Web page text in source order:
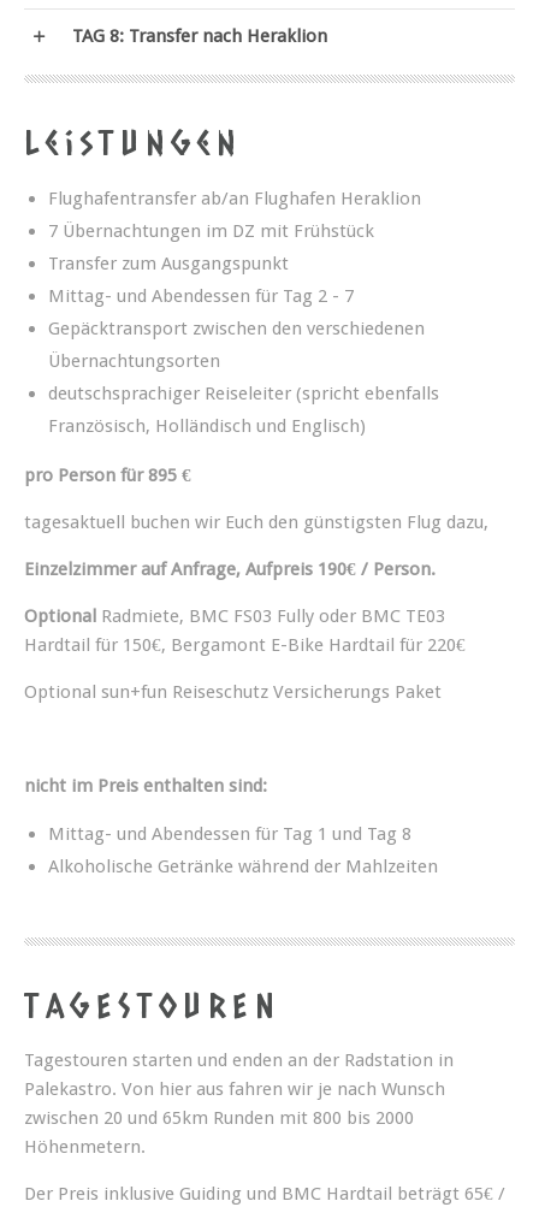
TAG 8: Transfer nach Heraklion
Leistungen
Flughafentransfer ab/an Flughafen Heraklion
7 Übernachtungen im DZ mit Frühstück
Transfer zum Ausgangspunkt
Mittag- und Abendessen für Tag 2 - 7
Gepäcktransport zwischen den verschiedenen
Übernachtungsorten
deutschsprachiger Reiseleiter (spricht ebenfalls
Französisch, Holländisch und Englisch)
pro Person für 895 €
tagesaktuell buchen wir Euch den günstigsten Flug dazu,
Einzelzimmer auf Anfrage, Aufpreis 190€ / Person.
Optional Radmiete, BMC FS03 Fully oder BMC TE03
Hardtail für 150€, Bergamont E-Bike Hardtail für 220€
Optional sun+fun Reiseschutz Versicherungs Paket
nicht im Preis enthalten sind:
Mittag- und Abendessen für Tag 1 und Tag 8
Alkoholische Getränke während der Mahlzeiten
TAGESTOUREN
Tagestouren starten und enden an der Radstation in
Palekastro. Von hier aus fahren wir je nach Wunsch
zwischen 20 und 65km Runden mit 800 bis 2000
Höhenmetern.
Der Preis inklusive Guiding und BMC Hardtail beträgt 65€ /